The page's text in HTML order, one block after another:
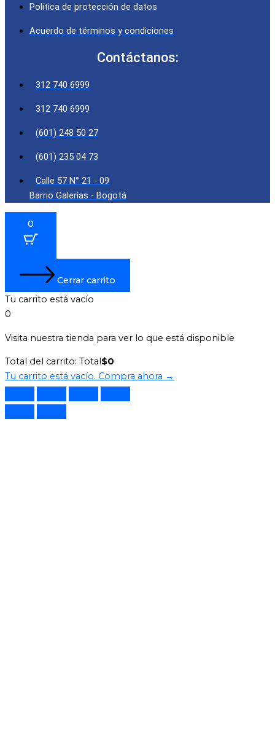
Política de protección de datos
Acuerdo de términos y condiciones
Contáctanos:
312 740 6999
312 740 6999
(601) 248 50 27
(601) 235 04 73
Calle 57 N° 21 - 09
Barrio Galerías - Bogotá
0
Cerrar carrito
Tu carrito está vacío
0
Visita nuestra tienda para ver lo que está disponible
Total del carrito: Total$0
Tu carrito está vacío. Compra ahora →